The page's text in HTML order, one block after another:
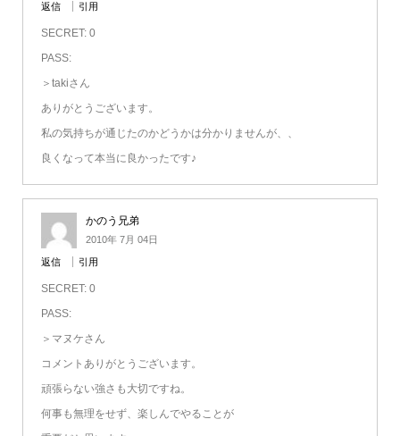
返信 引用
SECRET: 0
PASS:
＞takiさん
ありがとうございます。
私の気持ちが通じたのかどうかは分かりませんが、、
良くなって本当に良かったです♪
かのう兄弟
2010年 7月 04日
返信 引用
SECRET: 0
PASS:
＞マヌケさん
コメントありがとうございます。
頑張らない強さも大切ですね。
何事も無理をせず、楽しんでやることが